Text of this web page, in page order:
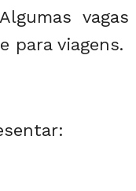
vagas
para viagens.